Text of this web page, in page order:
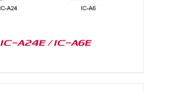
IC-A24E / IC-A6E